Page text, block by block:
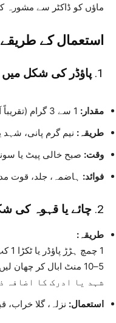
ماؤں کو ڈاکٹر سے مشورہ
استعمال کے
1. پاؤڈر کی شکل
مقدار:
طریقہ: نیم گرم پانی،
وقت: صبح خالی پیٹ یا
فوائد: ہاضمہ، جلد، قوت
2. چائے یا قہوہ کی
طریقہ:
1 چمچ ہڑڑ پاؤڈر یا ٹکڑا 1 کپ پانی میں ابالیں
5–10 منٹ ابال کر چھان لیں
شہد یا ادرک کا اضافہ
استعمال: نزلہ، گلا خراب،